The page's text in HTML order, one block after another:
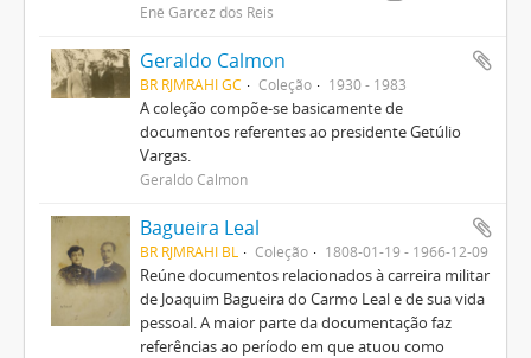
Enê Garcez dos Reis
Geraldo Calmon
BR RJMRAHI GC Coleção 1930 - 1983
A coleção compõe-se basicamente de
documentos referentes ao presidente Getúlio
Vargas.
Geraldo Calmon
Bagueira Leal
BR RJMRAHI BL Coleção 1808-01-19 - 1966-12-09
Reúne documentos relacionados à carreira militar
de Joaquim Bagueira do Carmo Leal e de sua vida
pessoal. A maior parte da documentação faz
referências ao período em que atuou como